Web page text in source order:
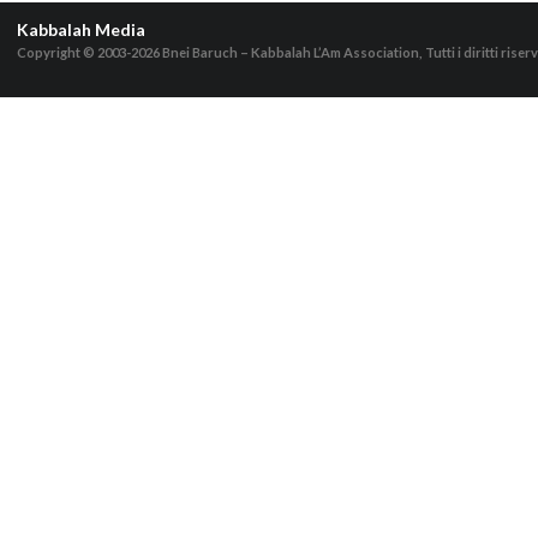
Kabbalah Media
Copyright © 2003-2026Bnei Baruch – Kabbalah L’Am Association, Tutti i diritti